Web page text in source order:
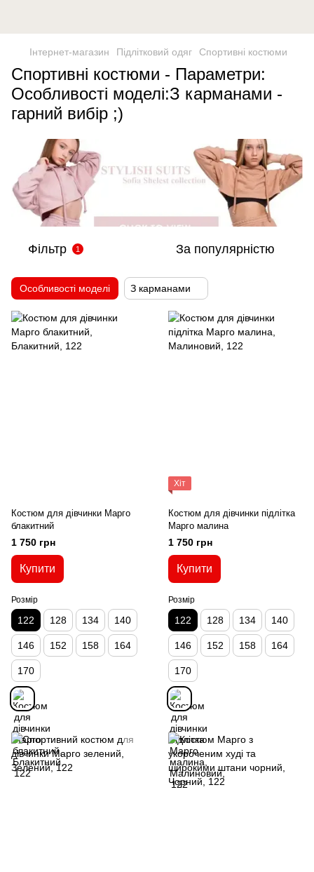
Інтернет-магазин Підлітковий одяг Спортивні костюми
Спортивні костюми - Параметри:
Особливості моделі:З карманами -
гарний вибір ;)
Фільтр 1 За популярністю
Особливості моделі З карманами
Костюм для дівчинки Марго
блакитний
1 750 грн
Купити
Розмір
122 128 134 140
146 152 158 164
170
Хіт
Костюм для дівчинки підлітка
Марго малина
1 750 грн
Купити
Розмір
122 128 134 140
146 152 158 164
170